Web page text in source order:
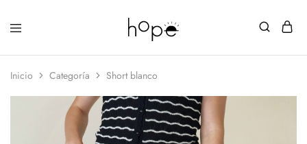
Inicio Categoría Short blanco